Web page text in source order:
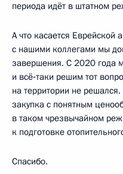
периода идёт в штатном
А что касается Еврейской
с нашими коллегами мы
завершения. С 2020 года
и всё‑таки решим тот
на территории не
закупка с понятным
в таком чрезвычайном
к подготовке
Спасибо.